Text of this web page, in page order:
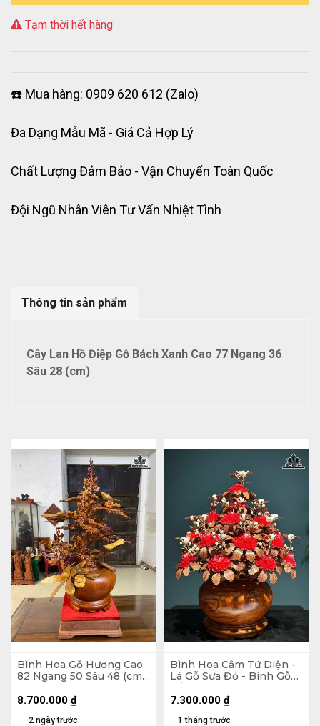
Tạm thời hết hàng
☎️ Mua hàng: 0909 620 612 (Zalo)
Đa Dạng Mẫu Mã - Giá Cả Hợp Lý
Chất Lượng Đảm Bảo - Vận Chuyển Toàn Quốc
Đội Ngũ Nhân Viên Tư Vấn Nhiệt Tình
Thông tin sản phẩm
Cây Lan Hồ Điệp Gỗ Bách Xanh Cao 77 Ngang 36
Sâu 28 (cm)
Bình Hoa Gỗ Hương Cao
82 Ngang 50 Sâu 48 (cm)
2 ngày trước
8.700.000 ₫
Bình Hoa Cắm Tứ Diện -
Lá Gỗ Sưa Đỏ - Bình Gỗ
Cẩm Paorosa Cao 58
Đường Kính 45 (cm)
1 tháng trước
7.300.000 ₫